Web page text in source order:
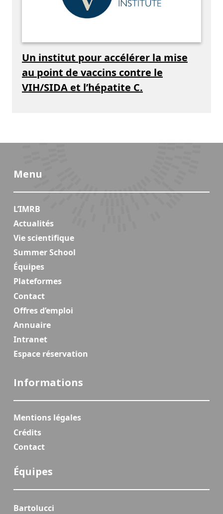
Un institut pour accélérer la mise
au point de vaccins contre le
VIH/SIDA et l’hépatite C.
Menu
L’IMRB
Actualités
Vie scientifique
Summer School
Équipes
Plateformes
Contact
Offres d’emploi
Annuaire
Intranet
Espace réservation
Informations
Mentions légales
Crédits
Contact
Équipes
Bartolucci